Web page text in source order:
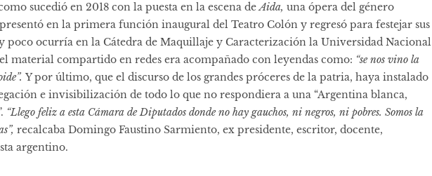
sucedió en 2018 con la puesta en la escena deAida, una ópera del género
en la primera función inaugural del Teatro Colón y regresó para festejar sus
poco ocurría en la Cátedra de Maquillaje y Caracterización la Universidad Nacional
material compartido en redes era acompañado con leyendas como: “se nos vino la
Y por último, que el discurso de los grandes próceres de la patria, haya instalado
e invisibilización de todo lo que no respondiera a una “Argentina blanca,
“Llego feliz a esta Cámara de Diputados donde no hay gauchos, ni negros, ni pobres. Somos la
recalcaba Domingo Faustino Sarmiento, ex presidente, escritor, docente,
argentino.